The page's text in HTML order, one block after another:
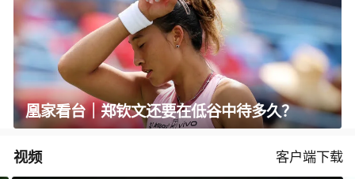
凰家看台｜郑钦文还要在低谷中待多久？
视频 客户端下载